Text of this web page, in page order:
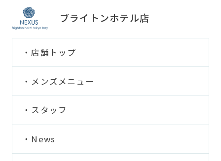
ブライトンホテル店
店舗トップ
メンズメニュー
スタッフ
News